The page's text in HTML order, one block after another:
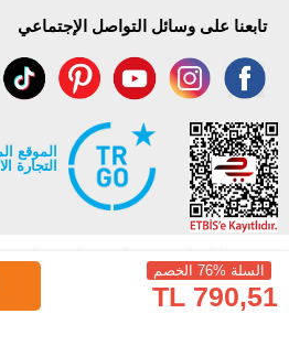
السلة %76 الخصم
790,51 TL
تابعنا على وسائل التواصل الإجتماعي
الموقع
التجارة
جميع حقوق Modaselvim محفوظة ©2026